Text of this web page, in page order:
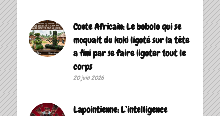
Conte Africain: Le bobolo qui se
moquait du koki ligoté sur la tête
a fini par se faire ligoter tout le
corps
20 juin 2026
Lapointienne: L’intelligence